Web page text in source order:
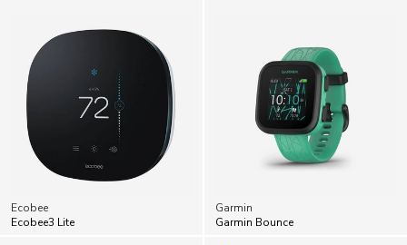
Ecobee
Ecobee3 Lite
Garmin
Garmin Bounce